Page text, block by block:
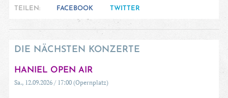
TEILEN: FACEBOOK TWITTER
DIE NÄCHSTEN KONZERTE
HANIEL OPEN AIR
Sa., 12.09.2026 / 17:00 (Opernplatz)